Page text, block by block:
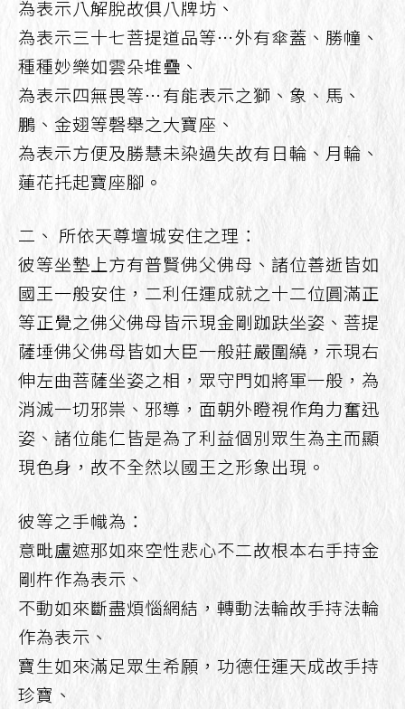
為表示八解脫故俱八牌坊、
為表示三十七菩提道品等⋯外有傘蓋、勝幢、
種種妙樂如雲朵堆疊、
為表示四無畏等⋯有能表示之獅、象、馬、
鵬、金翅等磬舉之大寶座、
為表示方便及勝慧未染過失故有日輪、月輪、
蓮花托起寶座腳。
二、 所依天尊壇城安住之理：
彼等坐墊上方有普賢佛父佛母、諸位善逝皆如
國王一般安住，二利任運成就之十二位圓滿正
等正覺之佛父佛母皆示現金剛跏趺坐姿、菩提
薩埵佛父佛母皆如大臣一般莊嚴圍繞，示現右
伸左曲菩薩坐姿之相，眾守門如將軍一般，為
消滅一切邪祟、邪導，面朝外瞪視作角力奮迅
姿、諸位能仁皆是為了利益個別眾生為主而顯
現色身，故不全然以國王之形象出現。
彼等之手幟為：
意毗盧遮那如來空性悲心不二故根本右手持金
剛杵作為表示、
不動如來斷盡煩惱網結，轉動法輪故手持法輪
作為表示、
寶生如來滿足眾生希願，功德任運天成故手持
珍寶、